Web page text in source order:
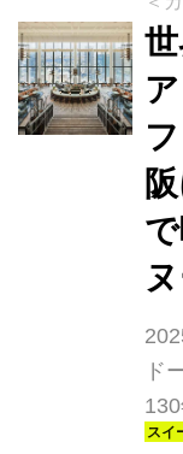
ド
了